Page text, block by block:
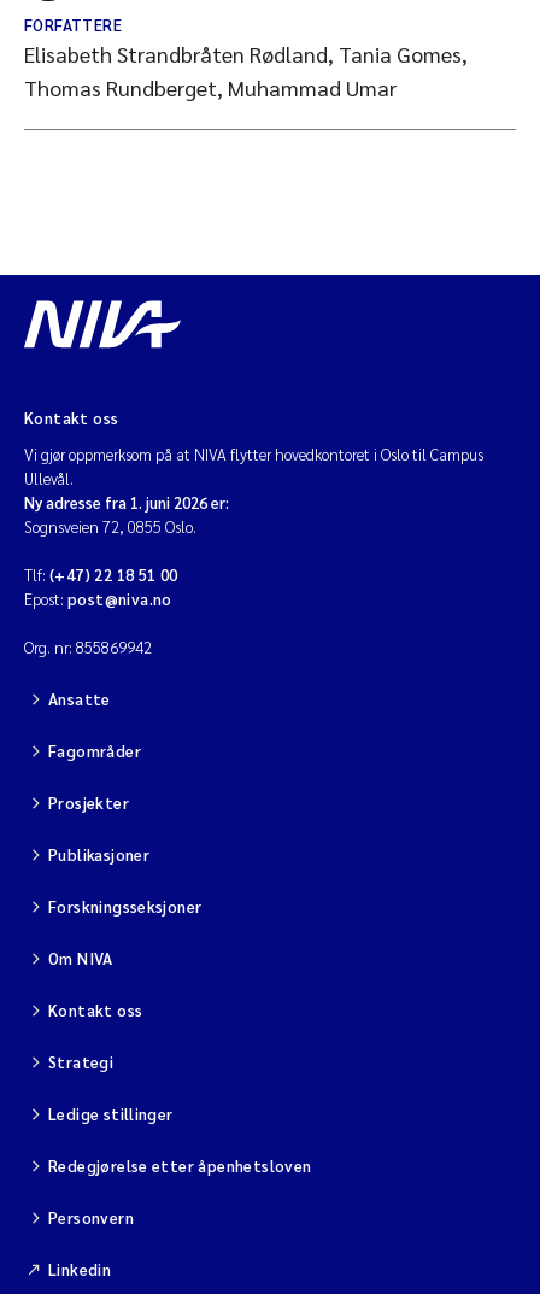
FORFATTERE
Elisabeth Strandbråten Rødland, Tania Gomes,
Thomas Rundberget, Muhammad Umar
Kontakt oss
Vi gjør oppmerksom på at NIVA flytter hovedkontoret i Oslo til Campus
Ullevål.
Ny adresse fra 1. juni 2026 er:
Sognsveien 72, 0855 Oslo.
Tlf: (+47) 22 18 51 00
Epost: post@niva.no
Org. nr: 855869942
Ansatte
Fagområder
Prosjekter
Publikasjoner
Forskningsseksjoner
Om NIVA
Kontakt oss
Strategi
Ledige stillinger
Redegjørelse etter åpenhetsloven
Personvern
Linkedin